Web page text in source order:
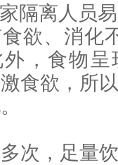
隔离人员
欲、消化
外，食物
食欲，所
次，足量